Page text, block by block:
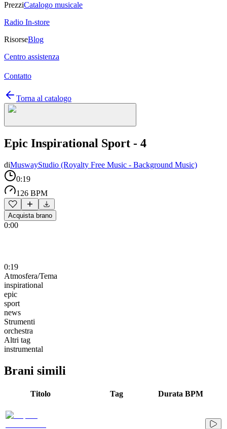
PrezziCatalogo musicale
Radio In-store
RisorseBlog
Centro assistenza
Contatto
Torna al catalogo
Epic Inspirational Sport - 4
diMuswayStudio (Royalty Free Music - Background Music)
0:19
126 BPM
Acquista brano
0:00
0:19
Atmosfera/Tema
inspirational
epic
sport
news
Strumenti
orchestra
Altri tag
instrumental
Brani simili
Titolo Tag Durata BPM